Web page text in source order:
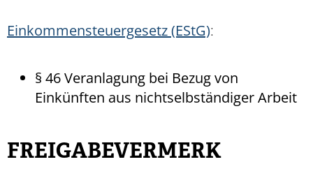
Einkommensteuergesetz (EStG):
§ 46 Veranlagung bei Bezug von
Einkünften aus nichtselbständiger Arbeit
FREIGABEVERMERK